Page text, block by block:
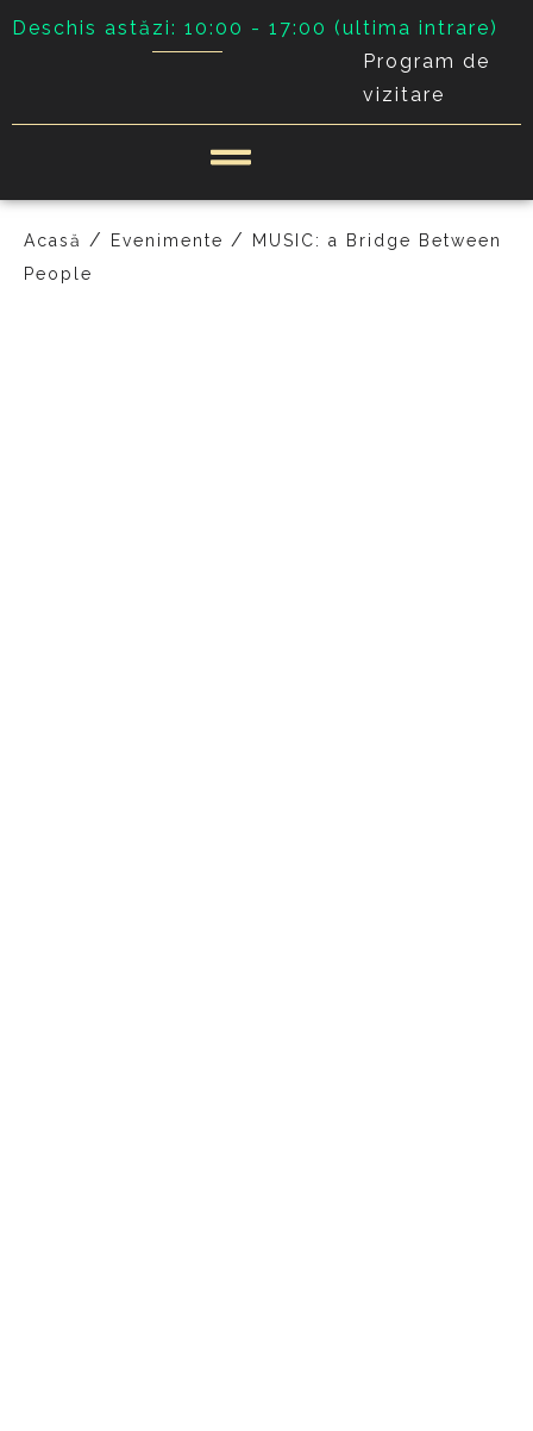
Deschis astăzi: 10:00 - 17:00 (ultima intrare)
Program de
vizitare
Acasă / Evenimente /
MUSIC: a Bridge Between
People